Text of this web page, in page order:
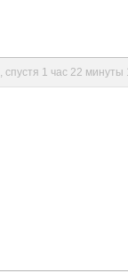
, спустя 1 час 22 минуты